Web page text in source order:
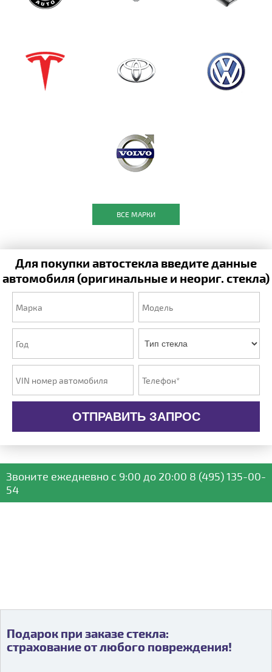
ВСЕ МАРКИ
Для покупки автостекла введите данные
автомобиля (оригинальные и неориг. стекла)
ОТПРАВИТЬ ЗАПРОС
Звоните ежедневно с 9:00 до 20:00 8 (495) 135-00-
54
Видео о компании
Подарок при заказе стекла:
страхование от любого повреждения!
Подарок при заказе стекла:
страхование от любого повреждения!